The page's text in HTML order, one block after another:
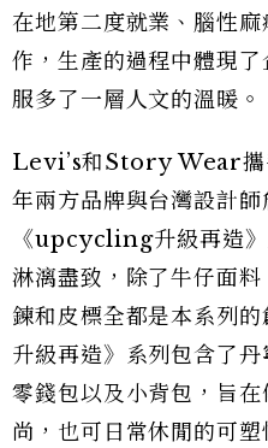
在地第二度就業、腦性
作，生產的過程中體現
服多了一層人文的溫暖。
Levi’s和Story Wear攜
年兩方品牌與台灣設計
《upcycling升級再造
淋漓盡致，除了牛仔面
鍊和皮標全都是本系列
升級再造》系列包含了丹
零錢包以及小背包，旨
尚，也可日常休閒的可塑